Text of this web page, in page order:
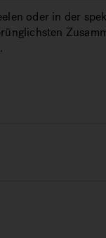
oder in der